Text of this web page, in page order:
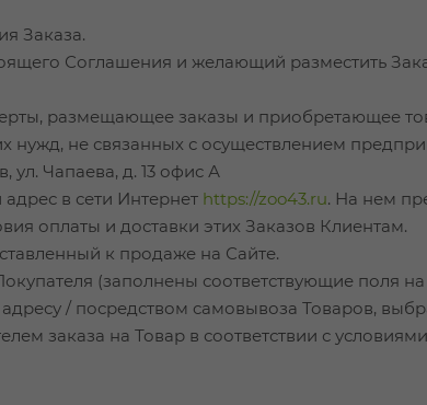
Заказа.
Соглашения и желающий разместить
размещающее заказы и приобретающее
нужд, не связанных с осуществлением
Чапаева, д. 13 офис А
в сети Интернет https://zoo43.ru. На нем
оплаты и доставки этих Заказов Клиентам.
к продаже на Сайте.
(заполнены соответствующие поля на
/ посредством самовывоза Товаров,
заказа на Товар в соответствии с